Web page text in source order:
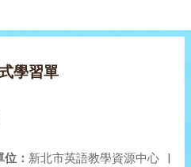
學習單
： 新北市英語教學資源中心 |